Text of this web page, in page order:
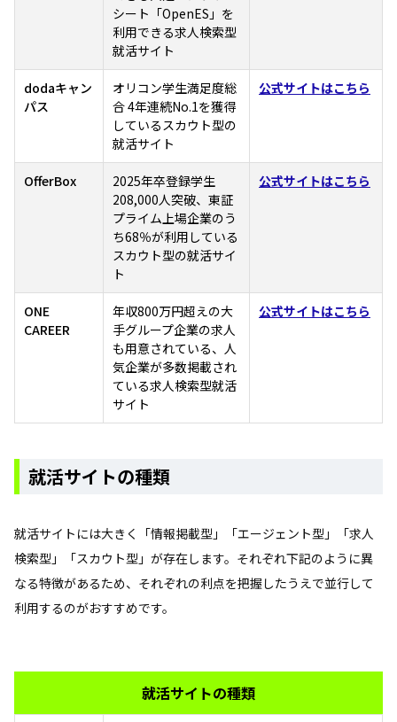
シート「OpenES」を
利用できる求人検索型
就活サイト
dodaキャン
パス
オリコン学生満足度総
合 4年連続No.1を獲得
しているスカウト型の
就活サイト
公式サイトはこちら
OfferBox
2025年卒登録学生
208,000人突破、東証
プライム上場企業のう
ち68％が利用している
スカウト型の就活サイ
ト
公式サイトはこちら
ONE
CAREER
年収800万円超えの大
手グループ企業の求人
も用意されている、人
気企業が多数掲載され
ている求人検索型就活
サイト
公式サイトはこちら
就活サイトの種類
就活サイトには大きく「情報掲載型」「エージェント型」「求人
検索型」「スカウト型」が存在します。それぞれ下記のように異
なる特徴があるため、それぞれの利点を把握したうえで並行して
利用するのがおすすめです。
就活サイトの種類